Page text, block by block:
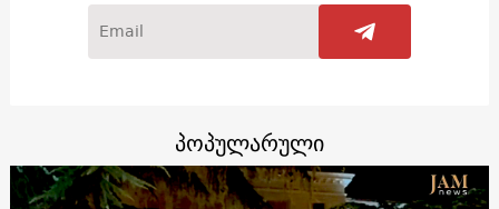
პოპულარული